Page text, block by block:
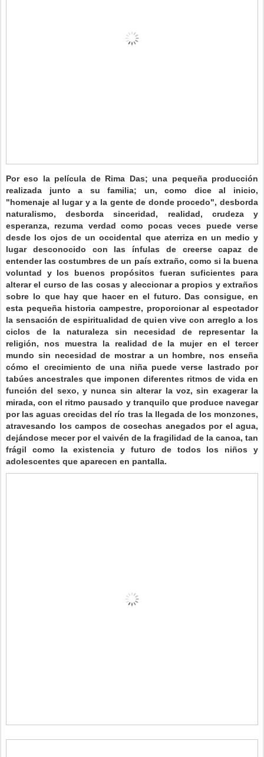
Por eso la película de Rima Das; una pequeña producción
realizada junto a su familia; un, como dice al inicio,
"homenaje al lugar y a la gente de donde procedo", desborda
naturalismo, desborda sinceridad, realidad, crudeza y
esperanza, rezuma verdad como pocas veces puede verse
desde los ojos de un occidental que aterriza en un medio y
lugar desconocido con las ínfulas de creerse capaz de
entender las costumbres de un país extraño, como si la buena
voluntad y los buenos propósitos fueran suficientes para
alterar el curso de las cosas y aleccionar a propios y extraños
sobre lo que hay que hacer en el futuro. Das consigue, en
esta pequeña historia campestre, proporcionar al espectador
la sensación de espiritualidad de quien vive con arreglo a los
ciclos de la naturaleza sin necesidad de representar la
religión, nos muestra la realidad de la mujer en el tercer
mundo sin necesidad de mostrar a un hombre, nos enseña
cómo el crecimiento de una niña puede verse lastrado por
tabúes ancestrales que imponen diferentes ritmos de vida en
función del sexo, y nunca sin alterar la voz, sin exagerar la
mirada, con el ritmo pausado y tranquilo que produce navegar
por las aguas crecidas del río tras la llegada de los monzones,
atravesando los campos de cosechas anegados por el agua,
dejándose mecer por el vaivén de la fragilidad de la canoa, tan
frágil como la existencia y futuro de todos los niños y
adolescentes que aparecen en pantalla.